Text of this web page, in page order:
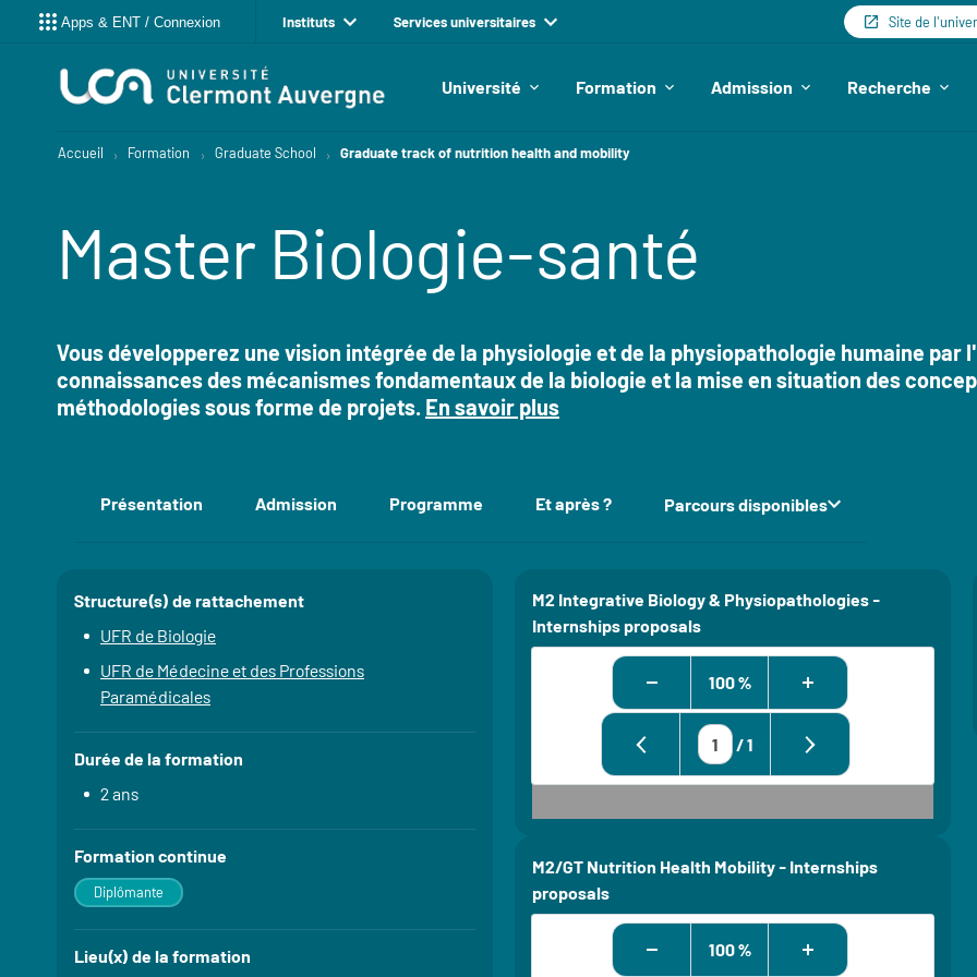
Apps & ENT / Connexion Instituts Services universitaires Site de
Université Formation Admission Recherche
Accueil Formation Graduate School Graduate track of nutrition health and mobility
Master Biologie-santé
Résumé
Vous développerez une vision intégrée de la physiologie et de la physiopathologie humaine par
connaissances des mécanismes fondamentaux de la biologie et la mise en situation des
méthodologies sous forme de projets. En savoir plus
Présentation Admission Programme Et après ? Parcours disponibles
Détails
Structure(s) de rattachement
UFR de Biologie
UFR de Médecine et des Professions
Paramédicales
Durée de la formation
2 ans
Formation continue
Diplômante
Lieu(x) de la formation
M2 Integrative Biology & Physiopathologies -
Internships proposals
100 %
/1
M2/GT Nutrition Health Mobility - Internships
proposals
100 %